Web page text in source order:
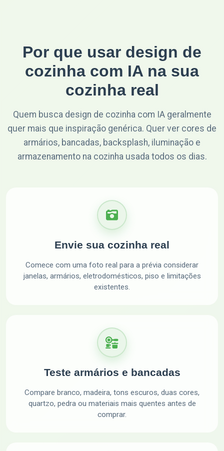
Por que usar design de
cozinha com IA na sua
cozinha real
Quem busca design de cozinha com IA geralmente
quer mais que inspiração genérica. Quer ver cores de
armários, bancadas, backsplash, iluminação e
armazenamento na cozinha usada todos os dias.
Envie sua cozinha real
Comece com uma foto real para a prévia considerar
janelas, armários, eletrodomésticos, piso e limitações
existentes.
Teste armários e bancadas
Compare branco, madeira, tons escuros, duas cores,
quartzo, pedra ou materiais mais quentes antes de
comprar.